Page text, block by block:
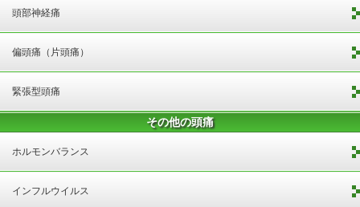
頭部神経痛
偏頭痛（片頭痛）
緊張型頭痛
その他の頭痛
ホルモンバランス
インフルウイルス